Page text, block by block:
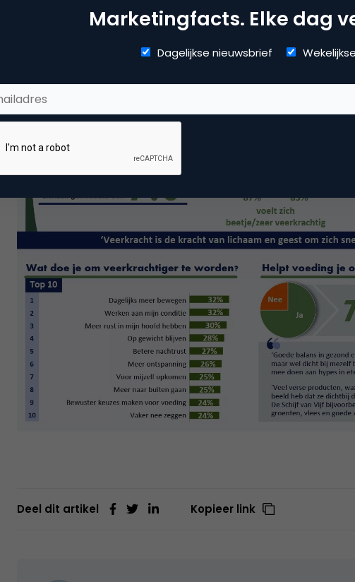
natuur genieten, lid worden van een sportvereniging en
In aanloop naar het onderzoek heeft Campina een
te krijgen over het thema veerkracht. Er is ook een
Deel dit artikel Kopieer link
Marketingfacts. Elke dag
Dagelijkse nieuwsbrief